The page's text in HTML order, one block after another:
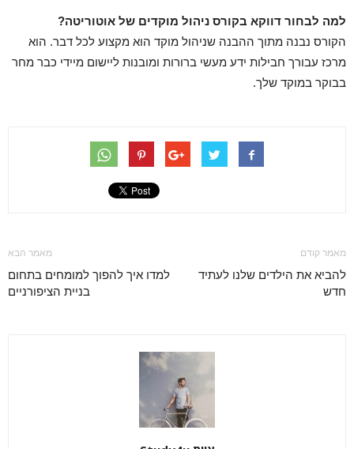
למה לבחור דווקא בקורס ניהול מוקדים של אוטוריטה?
הקורס נבנה מתוך ההבנה שניהול מוקד הוא מקצוע לכל דבר. הוא
מרכז עבורך חבילות ידע מעשי ברורות ומובנות ליישום מיידי כבר מחר
בבוקר במוקד שלך.
מאמר קודם
להביא את הילדים שלנו לעתיד
חדש
מאמר הבא
למדו איך להפוך למומחים בתחום
בניית הציפורניים